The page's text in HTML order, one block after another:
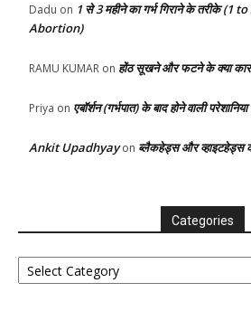
Dadu on 1 से 3 महीने का गर्भ गिराने के तरीके
Abortion)
RAMU KUMAR on होंठ सूखने और फटने के क्या
Priya on एबॉर्शन (गर्भपात) के बाद होने वाली परेशानिया
Ankit Upadhyayon ब्लैकहेड्स और व्हाइटहेड्स
Categories
Categories